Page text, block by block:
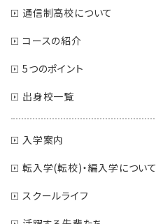
通信制高校について
コースの紹介
5つのポイント
出身校一覧
入学案内
転入学(転校)・編入学について
スクールライフ